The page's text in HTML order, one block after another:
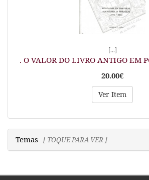
[...]
. O VALOR DO LIVRO ANTIGO EM
20.00€
Ver Item
Temas [ TOQUE PARA VER ]